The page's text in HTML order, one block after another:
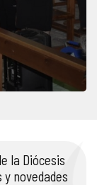
la Diócesis
y novedades